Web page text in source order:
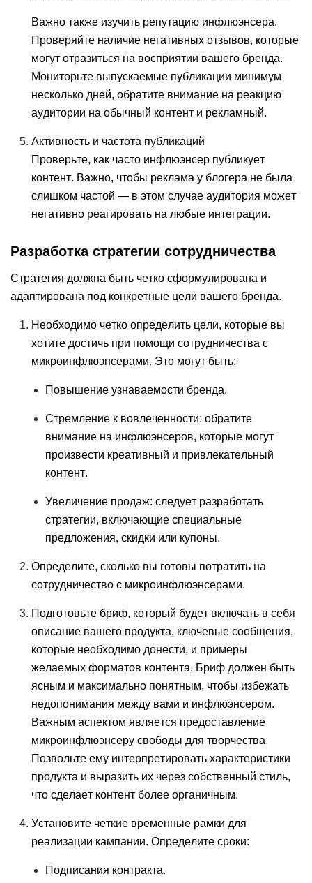
Важно также изучить репутацию инфлюэнсера.
Проверяйте наличие негативных отзывов, которые
могут отразиться на восприятии вашего бренда.
Мониторьте выпускаемые публикации минимум
несколько дней, обратите внимание на реакцию
аудитории на обычный контент и рекламный.
Активность и частота публикаций
Проверьте, как часто инфлюэнсер публикует
контент. Важно, чтобы реклама у блогера не была
слишком частой — в этом случае аудитория может
негативно реагировать на любые интеграции.
Разработка стратегии сотрудничества
Стратегия должна быть четко сформулирована и
адаптирована под конкретные цели вашего бренда.
Необходимо четко определить цели, которые вы
хотите достичь при помощи сотрудничества с
микроинфлюэнсерами. Это могут быть:
Повышение узнаваемости бренда.
Стремление к вовлеченности: обратите
внимание на инфлюэнсеров, которые могут
произвести креативный и привлекательный
контент.
Увеличение продаж: следует разработать
стратегии, включающие специальные
предложения, скидки или купоны.
Определите, сколько вы готовы потратить на
сотрудничество с микроинфлюэнсерами.
Подготовьте бриф, который будет включать в себя
описание вашего продукта, ключевые сообщения,
которые необходимо донести, и примеры
желаемых форматов контента. Бриф должен быть
ясным и максимально понятным, чтобы избежать
недопонимания между вами и инфлюэнсером.
Важным аспектом является предоставление
микроинфлюэнсеру свободы для творчества.
Позвольте ему интерпретировать характеристики
продукта и выразить их через собственный стиль,
что сделает контент более органичным.
Установите четкие временные рамки для
реализации кампании. Определите сроки:
Подписания контракта.